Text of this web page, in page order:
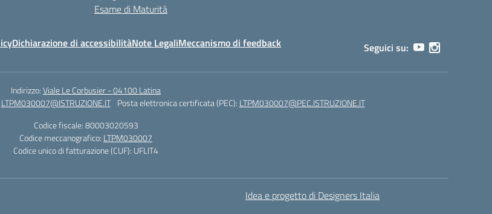
Esame di Maturità
Dichiarazione di accessibilitàNote LegaliMeccanismo di feedback Seguici su:
Indirizzo:Viale Le Corbusier - 04100 Latina
LTPM030007@ISTRUZIONE.IT Posta elettronica certificata (PEC): LTPM030007@PEC.ISTRUZIONE.IT
Codice fiscale: 80003020593
Codice meccanografico: LTPM030007
Codice unico di fatturazione (CUF): UFLIT4
Idea e progetto di Designers Italia